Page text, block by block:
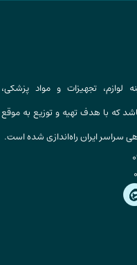
لوازم، تجهیزات و مواد پزشکی،
که با هدف تهیه و توزیع به موقع
سراسر ایران راه‌اندازی شده است.